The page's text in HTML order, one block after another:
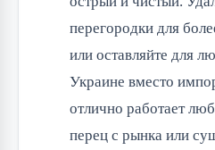
перегородки для
или оставляйте для
Украине вместо
отлично работает
перец с рынка или